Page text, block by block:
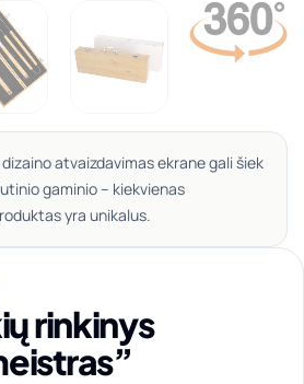
atvaizdavimas ekrane gali šiek
gaminio – kiekvienas
yra unikalus.
rinkinys